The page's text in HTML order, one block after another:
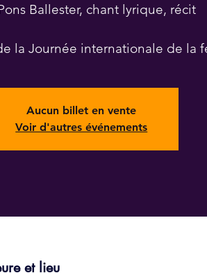
Ballester, chant lyrique, récit
la Journée internationale de la
Aucun billet en vente
Voir d'autres événements
et lieu